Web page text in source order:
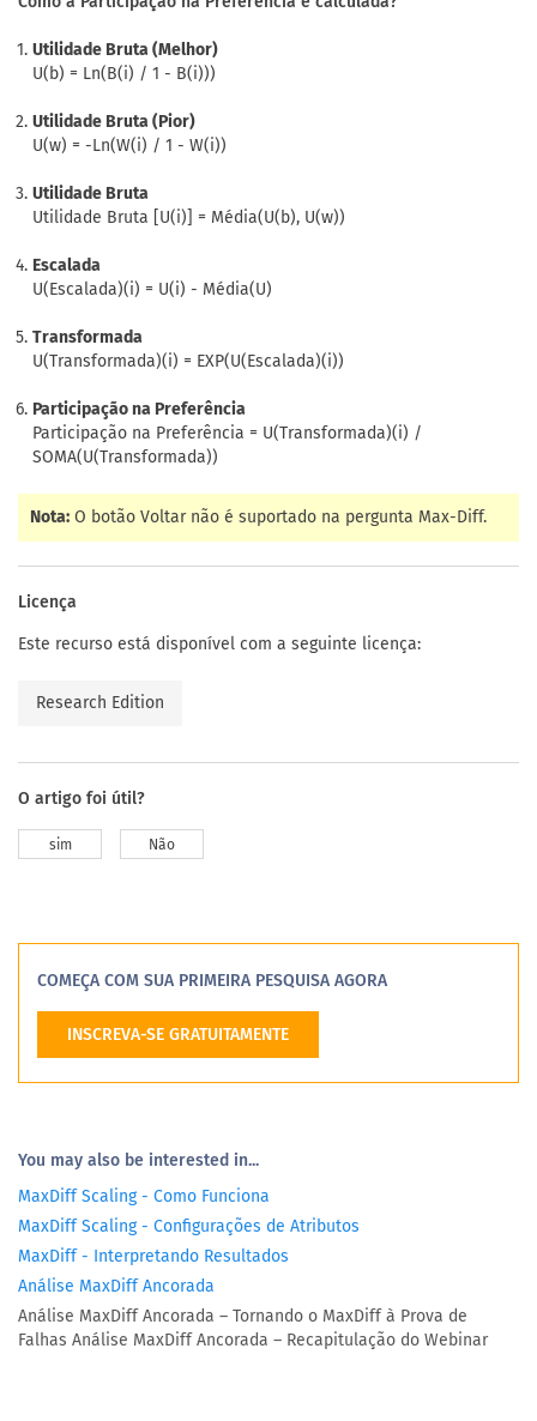
Utilidade Bruta (Melhor)
U(b) = Ln(B(i) / 1 - B(i)))
Utilidade Bruta (Pior)
U(w) = -Ln(W(i) / 1 - W(i))
Utilidade Bruta
Utilidade Bruta [U(i)] = Média(U(b), U(w))
Escalada
U(Escalada)(i) = U(i) - Média(U)
Transformada
U(Transformada)(i) = EXP(U(Escalada)(i))
Participação na Preferência
Participação na Preferência = U(Transformada)(i) /
SOMA(U(Transformada))
Nota: O botão Voltar não é suportado na pergunta Max-Diff.
Licença
Este recurso está disponível com a seguinte licença:
Research Edition
O artigo foi útil?
sim Não
COMEÇA COM SUA PRIMEIRA PESQUISA AGORA
INSCREVA-SE GRATUITAMENTE
You may also be interested in...
MaxDiff Scaling - Como Funciona
MaxDiff Scaling - Configurações de Atributos
MaxDiff - Interpretando Resultados
Análise MaxDiff Ancorada
Análise MaxDiff Ancorada – Tornando o MaxDiff à Prova de
Falhas Análise MaxDiff Ancorada – Recapitulação do Webinar